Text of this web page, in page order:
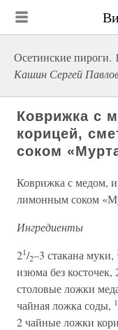
Осетинские пироги.
Кашин Сергей
Коврижка с
корицей,
соком
Коврижка с медом,
лимонным соком
Ингредиенты
21/2–3 стакана муки,
изюма без косточек,
столовые ложки
чайная ложка соды, 1
2 чайные ложки